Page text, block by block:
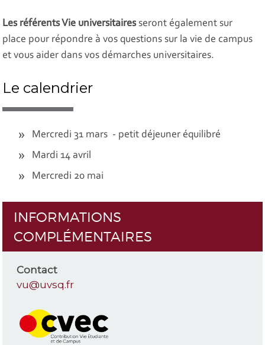
Les référents Vie universitairesseront également sur
place pour répondre à vos questions sur la vie de campus
et vous aider dans vos démarches universitaires.
Le calendrier
Mercredi 31 mars - petit déjeuner équilibré
Mardi 14 avril
Mercredi 20 mai
INFORMATIONS
COMPLÉMENTAIRES
Contact
vu@uvsq.fr